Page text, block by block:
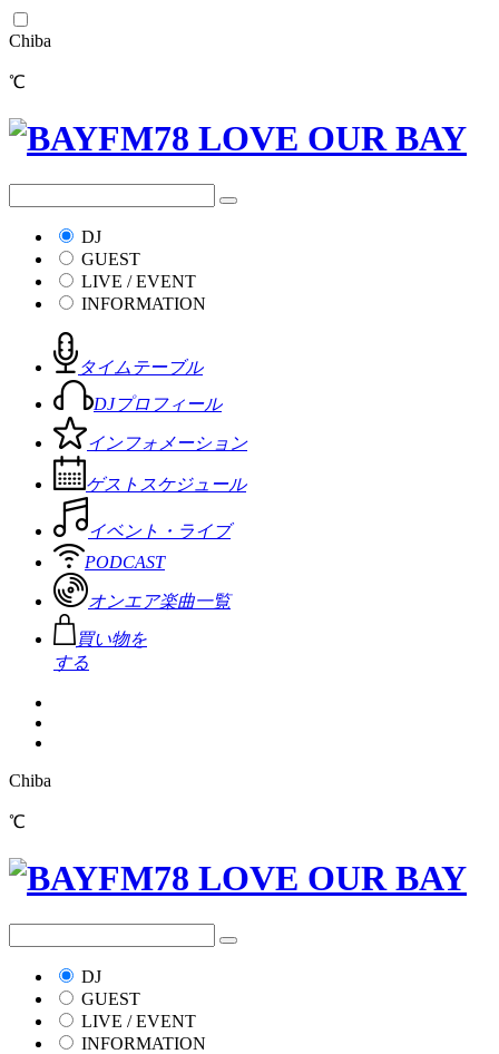
Chiba
℃
DJ
GUEST
LIVE / EVENT
INFORMATION
タイムテーブル
DJプロフィール
インフォメーション
ゲストスケジュール
イベント・ライブ
PODCAST
オンエア楽曲一覧
買い物を
する
Chiba
℃
DJ
GUEST
LIVE / EVENT
INFORMATION